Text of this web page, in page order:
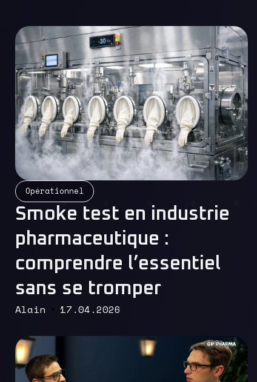
Opérationnel
Smoke test en industrie
pharmaceutique :
comprendre l’essentiel
sans se tromper
Alain 17.04.2026
Read More